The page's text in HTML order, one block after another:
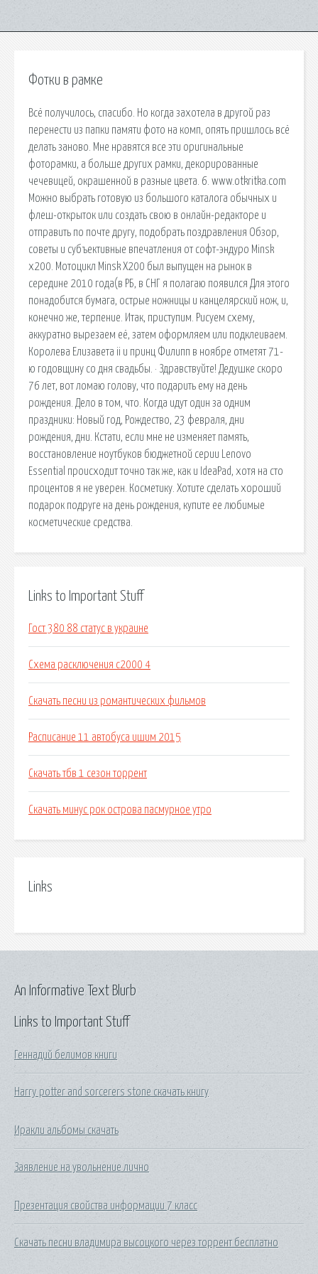
Фотки в рамке
Всё получилось, спасибо. Но когда захотела в другой раз
перенести из папки памяти фото на комп, опять пришлось всё
делать заново. Мне нравятся все эти оригинальные
фоторамки, а больше других рамки, декорированные
чечевицей, окрашенной в разные цвета. 6. www.otkritka.com
Можно выбрать готовую из большого каталога обычных и
флеш-открыток или создать свою в онлайн-редакторе и
отправить по почте другу, подобрать поздравления Обзор,
советы и субъективные впечатления от софт-эндуро Minsk
x200. Мотоцикл Minsk X200 был выпущен на рынок в
середине 2010 года(в РБ, в СНГ я полагаю появился Для этого
понадобится бумага, острые ножницы и канцелярский нож, и,
конечно же, терпение. Итак, приступим. Рисуем схему,
аккуратно вырезаем её, затем оформляем или подклеиваем.
Королева Елизавета ii и принц Филипп в ноябре отметят 71-
ю годовщину со дня свадьбы. · Здравствуйте! Дедушке скоро
76 лет, вот ломаю голову, что подарить ему на день
рождения. Дело в том, что. Когда идут один за одним
праздники: Новый год, Рождество, 23 февраля, дни
рождения, дни. Кстати, если мне не изменяет память,
восстановление ноутбуков бюджетной серии Lenovo
Essential происходит точно так же, как и IdeaPad, хотя на сто
процентов я не уверен. Косметику. Хотите сделать хороший
подарок подруге на день рождения, купите ее любимые
косметические средства.
Links to Important Stuff
Гост 380 88 статус в украине
Схема расключения с2000 4
Скачать песни из романтических фильмов
Расписание 11 автобуса ишим 2015
Скачать тбв 1 сезон торрент
Скачать минус рок острова пасмурное утро
Links
Links to Important Stuff
Геннадий белимов книги
Harry potter and sorcerers stone скачать книгу
Иракли альбомы скачать
Заявление на увольнение лично
Презентация свойства информации 7 класс
Скачать песни владимира высоцкого через торрент бесплатно
An Informative Text Blurb